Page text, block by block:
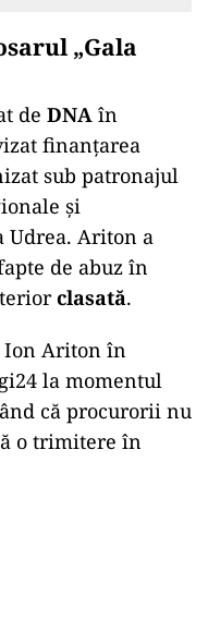
„Gala
de DNA în
finanțarea
sub patronajul
și
Udrea. Ariton a
de abuz în
clasată.
Ion Ariton în
la momentul
că procurorii nu
o trimitere în